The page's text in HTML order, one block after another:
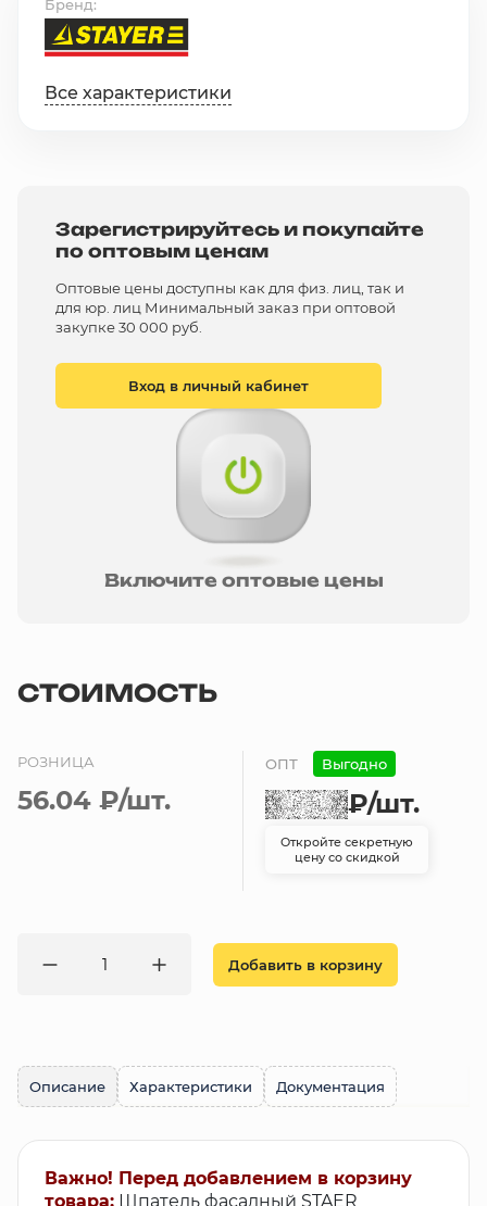
Бренд
Все характеристики
Зарегистрируйтесь и покупайте
по оптовым ценам
Оптовые цены доступны как для физ. лиц, так и
для юр. лиц Минимальный заказ при оптовой
закупке 30 000 руб.
Вход в личный кабинет
Включите оптовые цены
СТОИМОСТЬ
РОЗНИЦА
56.04 ₽/шт.
ОПТ Выгодно
₽/шт.
Откройте секретную
цену со скидкой
Добавить в корзину
Описание Характеристики Документация
Важно! Перед добавлением в корзину
товара: Шпатель фасадный STAER